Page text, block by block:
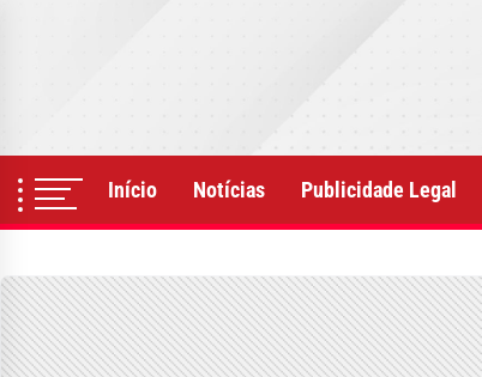
Início Notícias Publicidade Legal